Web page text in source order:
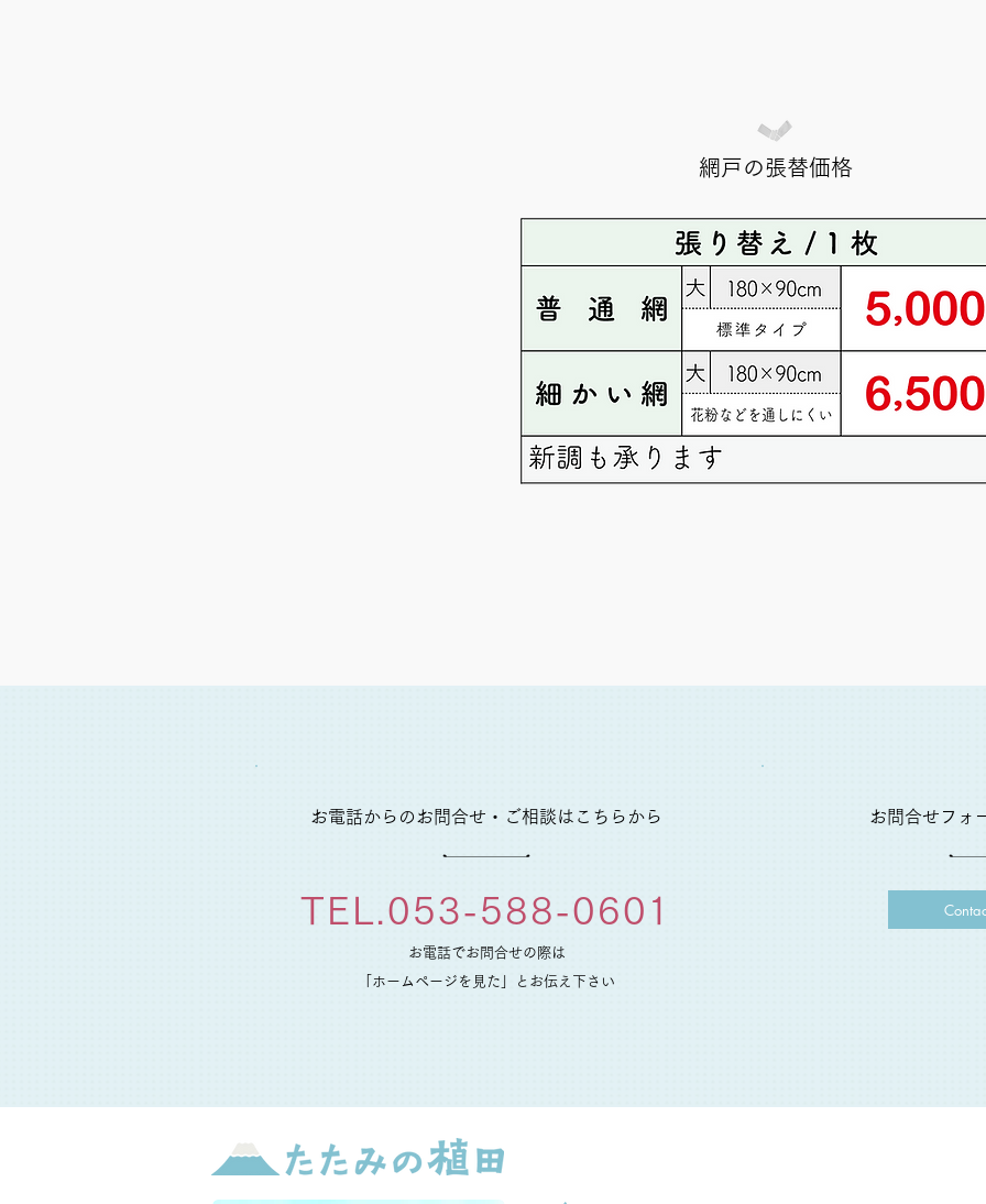
網戸の張替価格
お電話からのお問合せ・ご相談はこちらから
TEL.053-588-0601
お電話でお問合せの際は
「ホームページを見た」とお伝え下さい
お問合せフォ